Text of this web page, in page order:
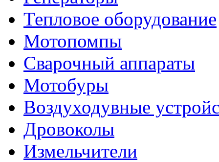
Тепловое оборудование
Мотопомпы
Сварочный аппараты
Мотобуры
Воздуходувные
Дровоколы
Измельчители